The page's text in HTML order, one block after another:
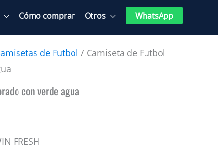
Cómo comprar Otros WhatsApp
de Futbol / Camiseta de Futbol
con verde agua
FRESH